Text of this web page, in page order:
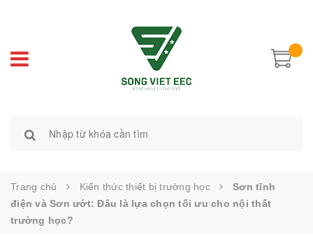
Trang chủ Kiến thức thiết bị trường học
Sơn tĩnh
điện và Sơn ướt: Đâu là lựa chọn tối ưu cho nội thất
trường học?